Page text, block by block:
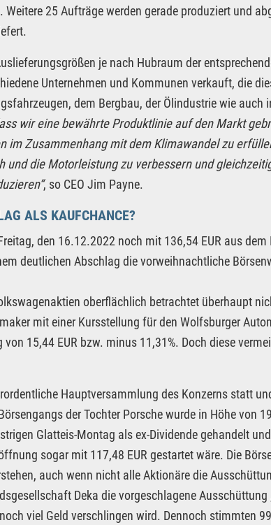
25 Aufträge werden gerade produziert und
je nach Hubraum der
Unternehmen und Kommunen verkauft, die
dem Bergbau, der Ölindustrie wie auch
wir eine bewährte Produktlinie auf den Markt
im Zusammenhang mit dem Klimawandel zu
die Motorleistung zu verbessern und
, so CEO Jim Payne.
ALS KAUFCHANCE?
den 16.12.2022 noch mit 136,54 EUR aus
deutlichen Abschlag die vorweihnachtliche
oberflächlich betrachtet überhaupt
mit einer Kursstellung für den Wolfsburger
15,44 EUR bzw. minus 11,31%. Doch diese
Hauptversammlung des Konzerns statt
der Tochter Porsche wurde in Höhe von
Glatteis-Montag als ex-Dividende gehandelt
sogar mit 117,48 EUR gestartet wäre. Die
auch wenn nicht alle Aktionäre die
Deka die vorgeschlagene Ausschüttung
viel Geld verschlingen wird. Dennoch stimmten